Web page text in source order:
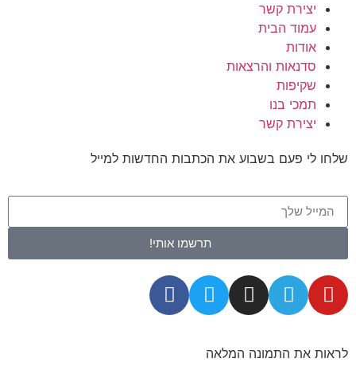
יצירת קשר
עמוד הבית
אודות
סדנאות והרצאות
שקיפות
תמכי בנו
יצירת קשר
שלחו לי פעם בשבוע את הכתבות החדשות למייל
תרשמו אותי!
לראות את התמונה המלאה